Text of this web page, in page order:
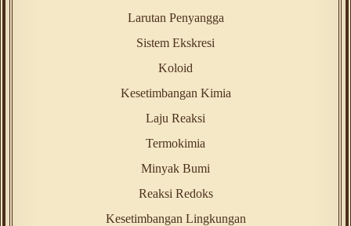
Larutan Penyangga
Sistem Ekskresi
Koloid
Kesetimbangan Kimia
Laju Reaksi
Termokimia
Minyak Bumi
Reaksi Redoks
Kesetimbangan Lingkungan